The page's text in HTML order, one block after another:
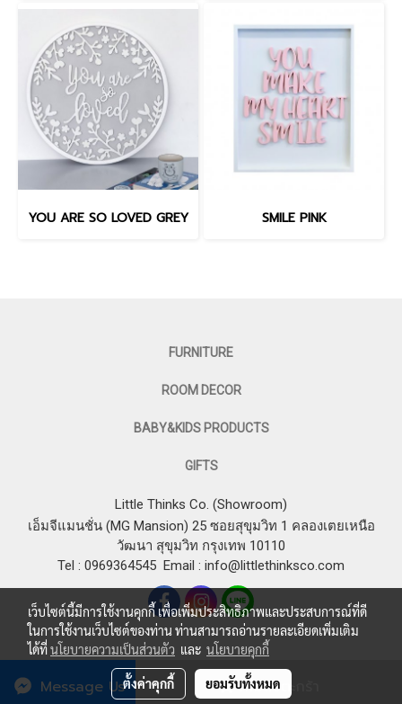
เพิ่มลงตะกร้า
Message Us
YOU ARE SO LOVED GREY SMILE PINK
FURNITURE
ROOM DECOR
BABY&KIDS PRODUCTS
GIFTS
Little Thinks Co. (Showroom)
เอ็มจีแมนชั่น (MG Mansion) 25 ซอยสุขุมวิท 1 คลองเตยเหนือ
วัฒนา สุขุมวิท กรุงเทพ 10110
Tel : 0969364545 Email : info@littlethinksco.com
© 2023 LITTLE THINKS CO. All Rights Reserved.
เว็บไซต์นี้มีการใช้งานคุกกี้ เพื่อเพิ่มประสิทธิภาพและประสบการณ์ที่ดี
ในการใช้งานเว็บไซต์ของท่าน ท่านสามารถอ่านรายละเอียดเพิ่มเติม
ได้ที่นโยบายความเป็นส่วนตัว และ นโยบายคุกกี้
ตั้งค่าคุกกี้ ยอมรับทั้งหมด